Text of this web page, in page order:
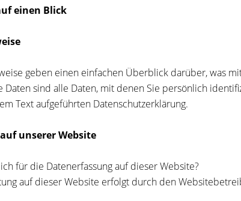
einen Blick
geben einen einfachen Überblick darüber, was
Daten sind alle Daten, mit denen Sie persönlich
Text aufgeführten Datenschutzerklärung.
unserer Website
für die Datenerfassung auf dieser Website?
auf dieser Website erfolgt durch den